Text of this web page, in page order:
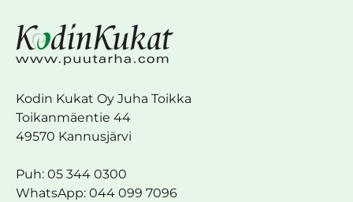
Kodin Kukat Oy Juha Toikka
Toikanmäentie 44
49570 Kannusjärvi
Puh: 05 344 0300
WhatsApp: 044 099 7096